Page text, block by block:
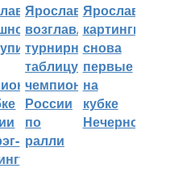
Ярославцы
возглавляют
турнирную
таблицу
чемпионата
России
по
ралли
Ярославские
картингисты
снова
первые
на
кубке
Нечерноземья